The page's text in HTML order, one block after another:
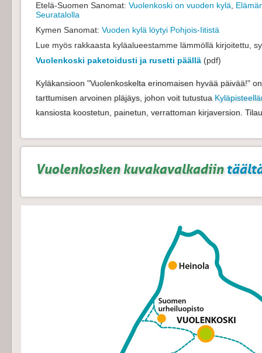
Etelä-Suomen Sanomat: Vuolenkoski on vuoden kylä
Seuratalolla
Kymen Sanomat: Vuoden kylä löytyi Pohjois-Iitistä
Lue myös rakkaasta kyläalueestamme lämmöllä kirjoitettu,
Vuolenkoski paketoidusti ja rusetti päällä (pdf)
Kyläkansioon "Vuolenkoskelta erinomaisen hyvää päivää!"
tarttumisen arvoinen pläjäys, johon voit tutustua
kansiosta koostetun, painetun, verrattoman kirjaversion.
Vuolenkosken kuvakavalkadiin